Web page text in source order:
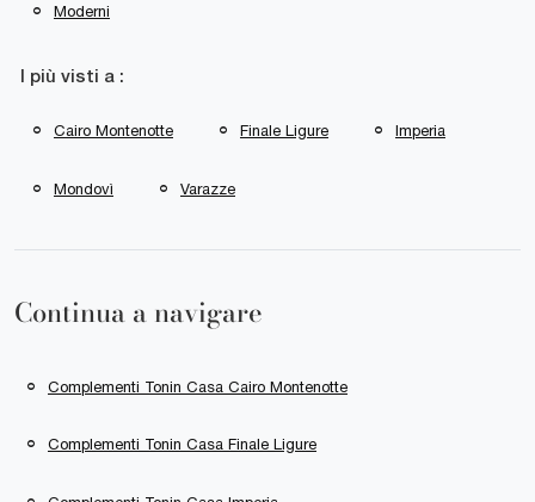
Moderni
I più visti a :
Cairo Montenotte Finale Ligure Imperia
Mondovì Varazze
Continua a navigare
Complementi Tonin Casa Cairo Montenotte
Complementi Tonin Casa Finale Ligure